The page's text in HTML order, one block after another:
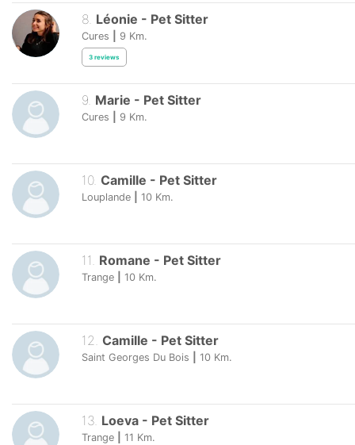
8. Léonie - Pet Sitter
Cures 9 Km.
3 reviews
9 Marie - Pet Sitter
Cures 9 Km.
10. Camille - Pet Sitter
Louplande 10 Km.
11 Romane - Pet Sitter
Trange 10 Km.
12. Camille - Pet Sitter
Saint Georges Du Bois 10 Km.
13. Loeva - Pet Sitter
Trange 11 Km.